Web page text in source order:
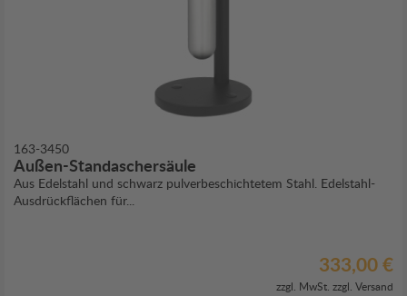
163-3450
Außen-Standaschersäule
Aus Edelstahl und schwarz pulverbeschichtetem Stahl. Edelstahl-
Ausdrückflächen für...
333,00 €
zzgl. MwSt. zzgl. Versand